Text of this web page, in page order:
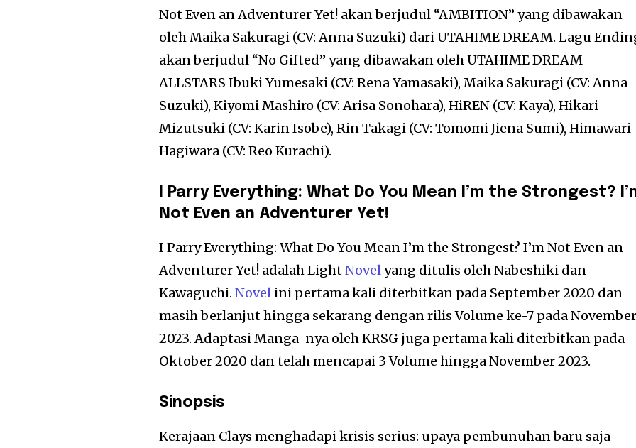
Not Even an Adventurer Yet! akan berjudul “AMBITION” yang dibawakan
oleh Maika Sakuragi (CV: Anna Suzuki) dari UTAHIME DREAM. Lagu
akan berjudul “No Gifted” yang dibawakan oleh UTAHIME DREAM
ALLSTARS Ibuki Yumesaki (CV: Rena Yamasaki), Maika Sakuragi (CV: Anna
Suzuki), Kiyomi Mashiro (CV: Arisa Sonohara), HiREN (CV: Kaya), Hikari
Mizutsuki (CV: Karin Isobe), Rin Takagi (CV: Tomomi Jiena Sumi), Himawari
Hagiwara (CV: Reo Kurachi).
I Parry Everything: What Do You Mean I’m the Strongest?
Not Even an Adventurer Yet!
I Parry Everything: What Do You Mean I’m the Strongest? I’m Not Even an
Adventurer Yet! adalah LightNovelyang ditulis oleh Nabeshiki dan
Kawaguchi.Novel ini pertama kali diterbitkan pada September 2020 dan
masih berlanjut hingga sekarang dengan rilis Volume ke-7 pada November
2023. Adaptasi Manga-nya oleh KRSG juga pertama kali diterbitkan pada
Oktober 2020 dan telah mencapai 3 Volume hingga November 2023.
Sinopsis
Kerajaan Clays menghadapi krisis serius: upaya pembunuhan baru saja